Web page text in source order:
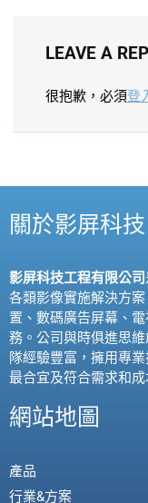
LEAVE A
很抱歉，必須登
關於影屏科技
影屏科技工程有限公司
各類影像實施解決方
置、數碼廣告屏幕、
務。公司與時俱進思
隊經驗豐富，擁用專
最合宜及符合需求和
網站地圖
產品
行業&方案